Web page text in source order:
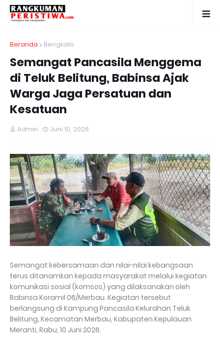
Beranda Bengkalis
Semangat Pancasila Menggema
di Teluk Belitung, Babinsa Ajak
Warga Jaga Persatuan dan
Kesatuan
Admin Juni 10, 2026
Semangat kebersamaan dan nilai-nilai kebangsaan
terus ditanamkan kepada masyarakat melalui kegiatan
komunikasi sosial (komsos) yang dilaksanakan oleh
Babinsa Koramil 06/Merbau. Kegiatan tersebut
berlangsung di Kampung Pancasila Kelurahan Teluk
Belitung, Kecamatan Merbau, Kabupaten Kepulauan
Meranti, Rabu, 10 Juni 2026.